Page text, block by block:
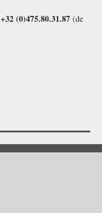
+32 (0)475.80.31.87 (de